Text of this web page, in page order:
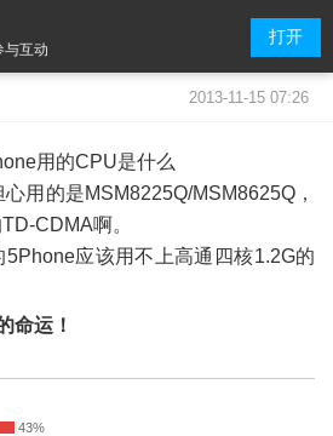
与互动
打开
2013-11-15 07:26
用的CPU是什么
用的是MSM8225Q/MSM8625Q，
CDMA啊。
应该用不上高通四核1.2G的
命运！